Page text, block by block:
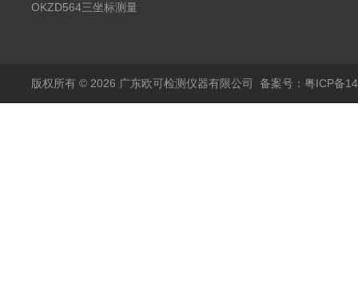
测量仪
OKZD564三坐标测量
版权所有 © 2026 广东欧可检测仪器有限公司 备案号：粤ICP备